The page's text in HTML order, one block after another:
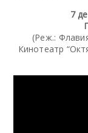
7
(Реж.:
Кинотеатр